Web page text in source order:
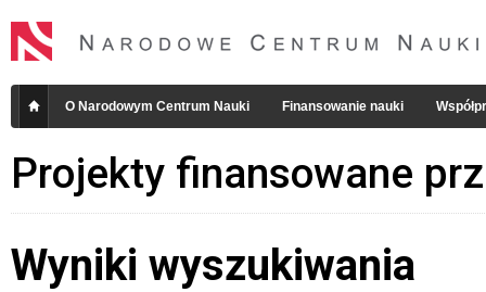
O Narodowym Centrum Nauki Finansowanie nauki
Projekty finansowane
Wyniki wyszukiwania